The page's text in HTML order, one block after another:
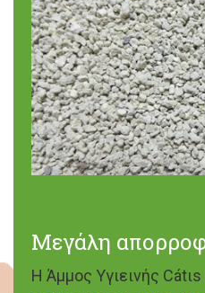
Μεγάλη
Η Άμμος Υγιεινής